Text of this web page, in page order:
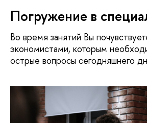
Погружение в
о время занятий Вы
экономистами, которым
острые вопросы сегодняшнего